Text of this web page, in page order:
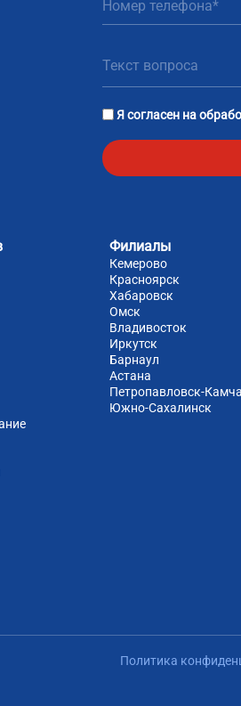
Я согласен на
Филиалы
Кемерово
Красноярск
Хабаровск
Омск
Владивосток
Иркутск
Барнаул
Астана
Петропавловск-
Южно-Cахалинск
Политика